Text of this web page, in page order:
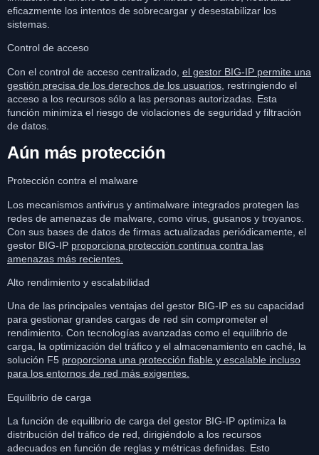
eficazmente los intentos de sobrecargar y desestabilizar los
sistemas.
Control de acceso
Con el control de acceso centralizado, el gestor BIG-IP permite una
gestión precisa de los derechos de los usuarios , restringiendo el
acceso a los recursos sólo a las personas autorizadas. Esta
función minimiza el riesgo de violaciones de seguridad y filtración
de datos.
Aún más protección
Protección contra el malware
Los mecanismos antivirus y antimalware integrados protegen las
redes de amenazas de malware, como virus, gusanos y troyanos.
Con sus bases de datos de firmas actualizadas periódicamente, el
gestor BIG-IP proporciona protección continua contra las
amenazas más recientes.
Alto rendimiento y escalabilidad
Una de las principales ventajas del gestor BIG-IP es su capacidad
para gestionar grandes cargas de red sin comprometer el
rendimiento. Con tecnologías avanzadas como el equilibrio de
carga, la optimización del tráfico y el almacenamiento en caché, la
solución F5 proporciona una protección fiable y escalable incluso
para los entornos de red más exigentes.
Equilibrio de carga
La función de equilibrio de carga del gestor BIG-IP optimiza la
distribución del tráfico de red, dirigiéndolo a los recursos
adecuados en función de reglas y métricas definidas. Esto